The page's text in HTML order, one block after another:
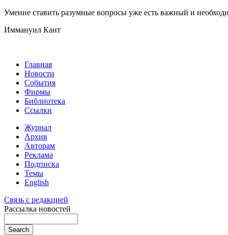
Умение ставить разумные вопросы уже есть важный и
Иммануил Кант
Главная
Новости
События
Фирмы
Библиотека
Ссылки
Журнал
Архив
Авторам
Реклама
Подписка
Темы
English
Связь с редакцией
Рассылка новостей